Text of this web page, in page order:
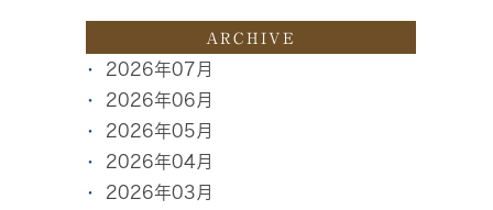
ARCHIVE
2026年07月
2026年06月
2026年05月
2026年04月
2026年03月